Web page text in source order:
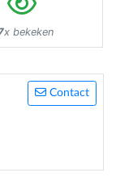
x bekeken
Contact